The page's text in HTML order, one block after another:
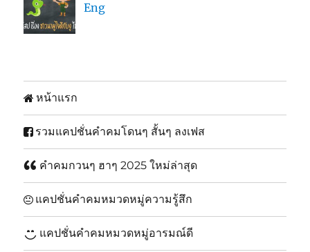
Eng
หน้าแรก
รวมแคปชั่นคำคมโดนๆ สั้นๆ ลงเฟส
คำคมกวนๆ ฮาๆ 2025 ใหม่ล่าสุด
แคปชั่นคำคมหมวดหมู่ความรู้สึก
แคปชั่นคำคมหมวดหมู่อารมณ์ดี